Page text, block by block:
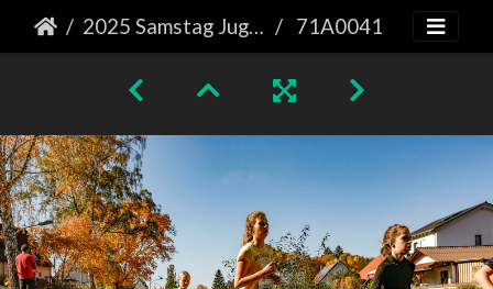
2025 Samstag Jugendlauf 71A0041